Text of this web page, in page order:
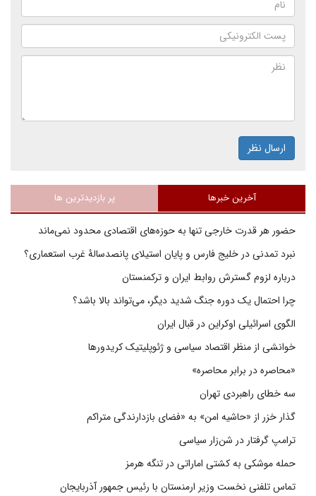
ارسال نظر
آخرین خبرها پر بازدیدترین ها
حضور هر قدرت خارجی تنها به حوزه‌های اقتصادی محدود نمی‌ماند
نبرد تمدنی در خلیج فارس و پایان استیلای پانصدسالۀ غرب استعماری؟
درباره لزوم گسترش روابط ایران و ترکمنستان
چرا احتمال یک دوره جنگ شدید دیگر، می‌تواند بالا باشد؟
الگوی اسرائیلی اوکراین در قبال ایران
خوانشی از منظر اقتصاد سیاسی و ژئوپلیتیک کریدورها
«محاصره در برابر محاصره»
سه خطای راهبردی تهران
گذار خزر از «حاشیه امن» به «فضای بازدارندگی متراکم
ترامپ گرفتار در شن‌زار سیاسی
حمله موشکی به کشتی اماراتی در تنگه هرمز
تماس تلفنی نخست وزیر ارمنستان با رئیس جمهور آذربایجان